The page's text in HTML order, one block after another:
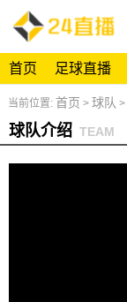
首页 足球直播
当前位置: 首页 > 球队 >
球队介绍 TEAM